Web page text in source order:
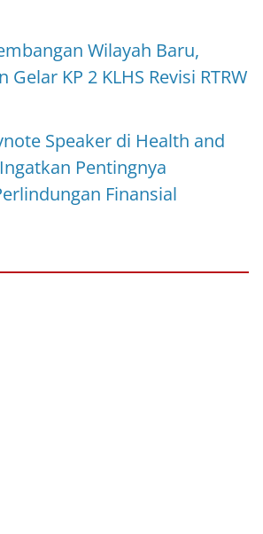
Wilayah Baru,
KP 2 KLHS Revisi RTRW
Speaker di Health and
Pentingnya
Finansial